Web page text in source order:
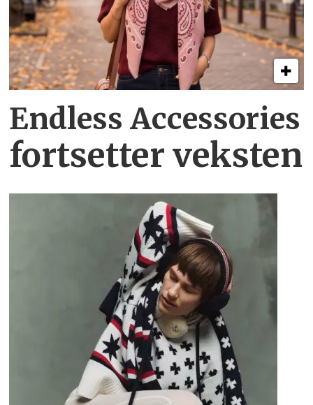
Endless Accessories
fortsetter veksten